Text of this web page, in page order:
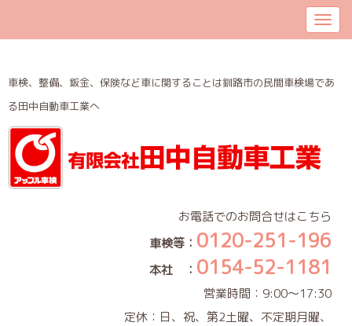
車検、整備、鈑金、保険など車に関することは釧路市の民間車検場であ
る田中自動車工業へ
お電話でのお問合せはこちら
車検等： 0120-251-196
本社 ： 0154-52-1181
営業時間：9:00～17:30
定休：日、祝、第2土曜、不定期月曜、